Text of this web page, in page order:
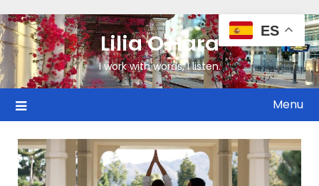
Lilia O'Hara
I work with words, I listen.
Menu
ES